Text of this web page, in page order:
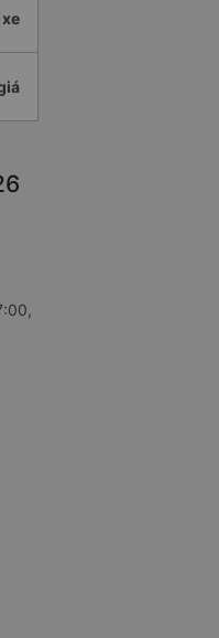
xe